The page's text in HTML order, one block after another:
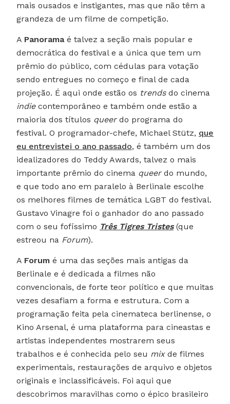
mais ousados e instigantes, mas que não têm a
grandeza de um filme de competição.
A Panorama é talvez a seção mais popular e
democrática do festival e a única que tem um
prêmio do público, com cédulas para votação
sendo entregues no começo e final de cada
projeção. É aqui onde estão os trendsdo cinema
indiecontemporâneo e também onde estão a
maioria dos títulos queerdo programa do
festival. O programador-chefe, Michael Stütz, que
eu entrevistei o ano passado, é também um dos
idealizadores do Teddy Awards, talvez o mais
importante prêmio do cinema queerdo mundo,
e que todo ano em paralelo à Berlinale escolhe
os melhores filmes de temática LGBT do festival.
Gustavo Vinagre foi o ganhador do ano passado
com o seu fofíssimo Três Tigres Tristes(que
estreou na Forum).
A Forum é uma das seções mais antigas da
Berlinale e é dedicada a filmes não
convencionais, de forte teor político e que muitas
vezes desafiam a forma e estrutura. Com a
programação feita pela cinemateca berlinense, o
Kino Arsenal, é uma plataforma para cineastas e
artistas independentes mostrarem seus
trabalhos e é conhecida pelo seu mixde filmes
experimentais, restaurações de arquivo e objetos
originais e inclassificáveis. Foi aqui que
descobrimos maravilhas como o épico brasileiro